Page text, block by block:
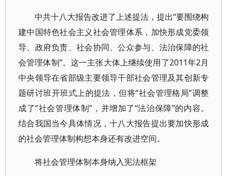
中共十八大报告改进了上述提法，提出“要围绕构
建中国特色社会主义社会管理体系，加快形成党委领
导、政府负责、社会协同、公众参与、法治保障的社
会管理体制”。这一主张大体上继续使用了2011年2月
中央领导在省部级主要领导干部社会管理及其创新专
题研讨班开班式上的提法，但将“社会管理格局”调整
成了“社会管理体制”，并增加了“法治保障”的内容。
结合我国当今具体情况，十八大报告提出要加快形成
的社会管理体制构想本身还有改进空间。
将社会管理体制本身纳入宪法框架